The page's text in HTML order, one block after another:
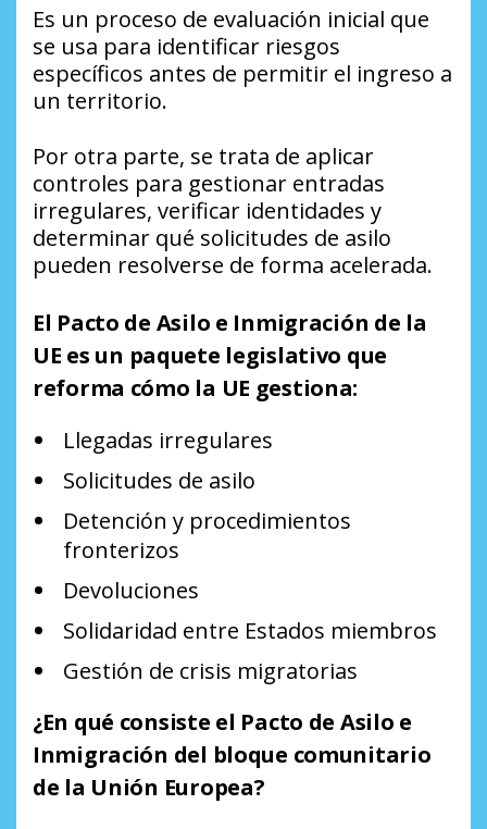
Es un proceso de evaluación inicial que
se usa para identificar riesgos
específicos antes de permitir el ingreso a
un territorio.
Por otra parte, se trata de aplicar
controles para gestionar entradas
irregulares, verificar identidades y
determinar qué solicitudes de asilo
pueden resolverse de forma acelerada.
El Pacto de Asilo e Inmigración de la
UE es un paquete legislativo que
reforma cómo la UE gestiona:
Llegadas irregulares
Solicitudes de asilo
Detención y procedimientos
fronterizos
Devoluciones
Solidaridad entre Estados miembros
Gestión de crisis migratorias
¿En qué consiste el Pacto de Asilo e
Inmigración del bloque comunitario
de la Unión Europea?